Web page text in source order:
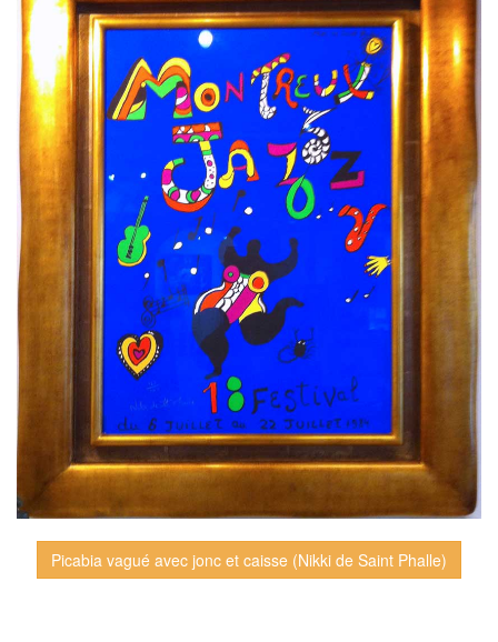
Picabia vagué avec jonc et caisse (Nikki de Saint Phalle)